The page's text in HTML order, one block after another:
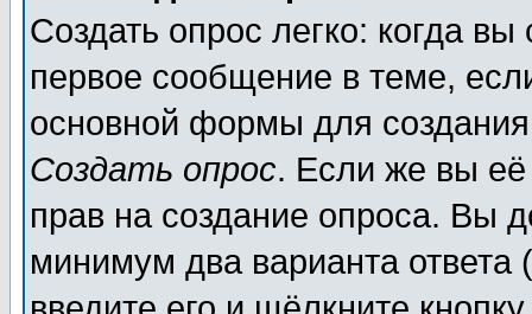
Создать опрос легко: когда
первое сообщение в теме,
основной формы для
Создать опрос. Если же вы её
прав на создание опроса. Вы
минимум два варианта ответа